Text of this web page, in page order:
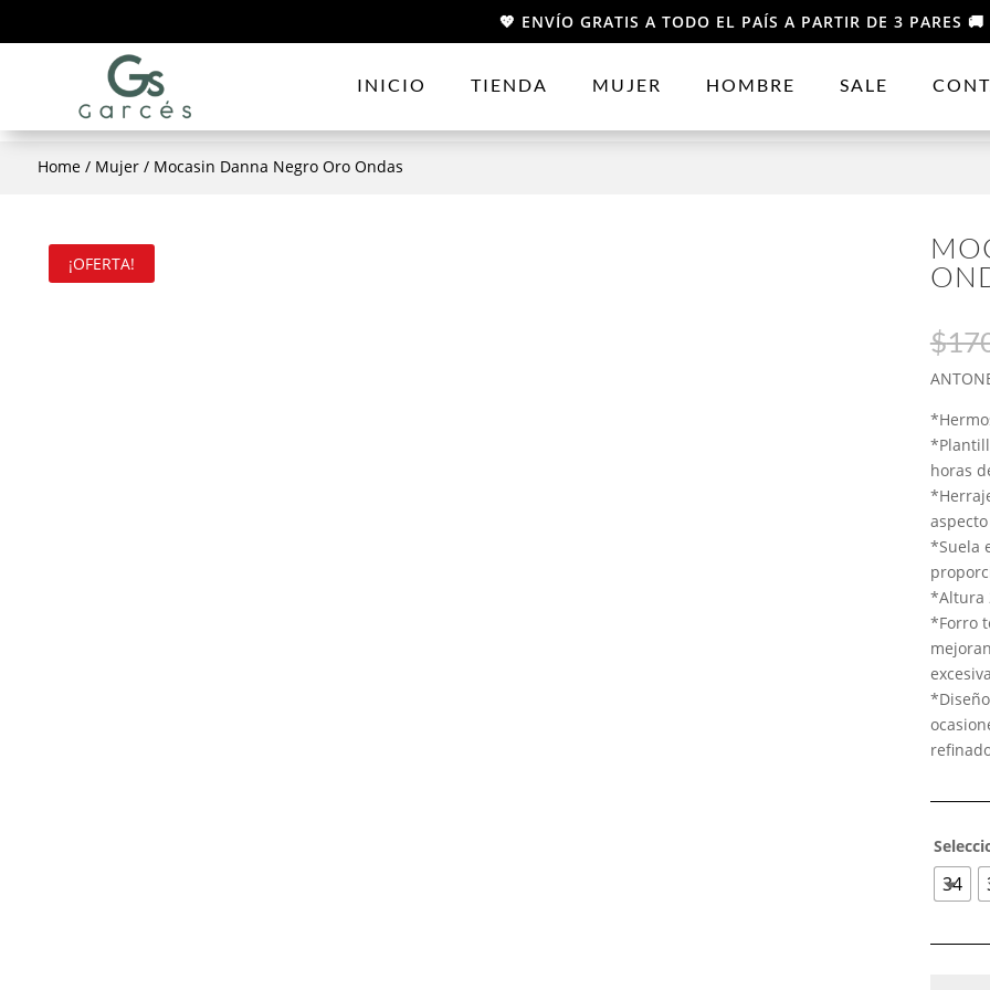
💖 ENVÍO GRATIS A TODO EL PAÍS A PARTIR DE 3 PARES 🚚
INICIO TIENDA MUJER HOMBRE SALE
Home/ Mujer/ Mocasin Danna Negro Oro Ondas
¡OFERTA!
$
horas
*Suela
*Altura
*Forro
34